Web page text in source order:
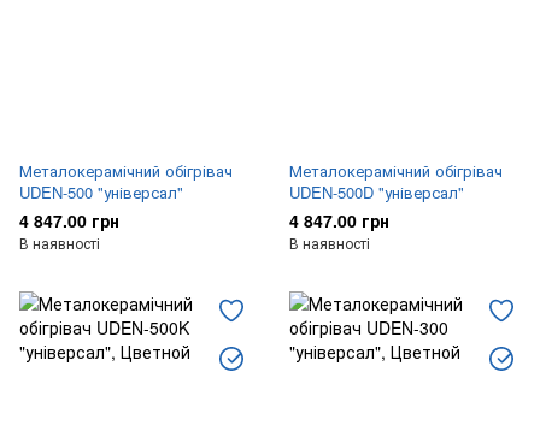
Металокерамічний обігрівач
UDEN-500 "універсал"
4 847.00 грн
В наявності
Металокерамічний обігрівач
UDEN-500D "універсал"
4 847.00 грн
В наявності